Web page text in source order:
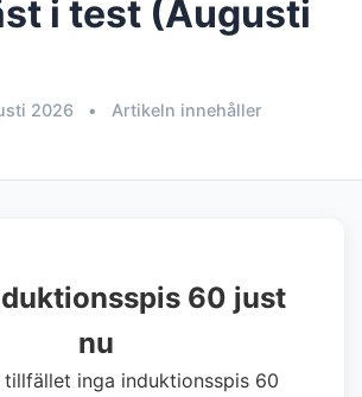
i test (Augusti
2026 •
Artikeln innehåller
60 just
nu
inga induktionsspis 60